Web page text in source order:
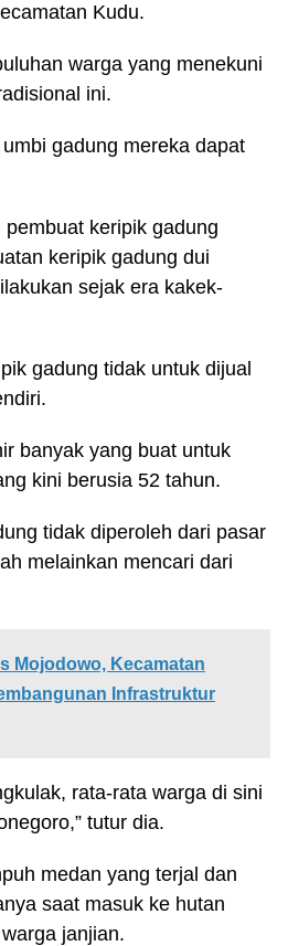
Kudu.
warga yang menekuni
ini.
gadung mereka dapat
keripik gadung
keripik gadung dui
sejak era kakek-
gadung tidak untuk dijual
banyak yang buat untuk
kini berusia 52 tahun.
tidak diperoleh dari pasar
melainkan mencari dari
Mojodowo, Kecamatan
Infrastruktur
rata-rata warga di sini
tutur dia.
medan yang terjal dan
saat masuk ke hutan
janjian.